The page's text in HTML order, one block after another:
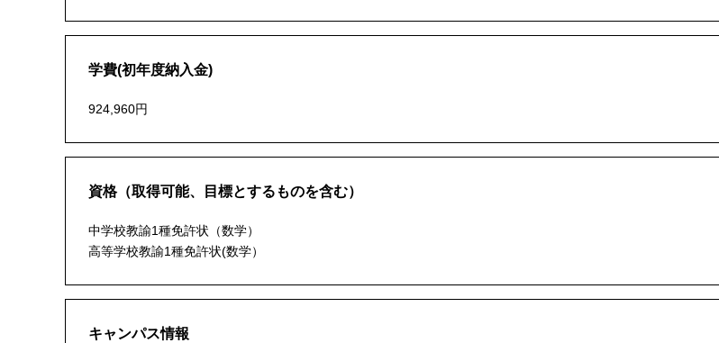
学費(初年度納入金)
924,960円
資格（取得可能、目標とするものを含む）
中学校教諭1種免許状（数学）
高等学校教諭1種免許状(数学）
キャンパス情報